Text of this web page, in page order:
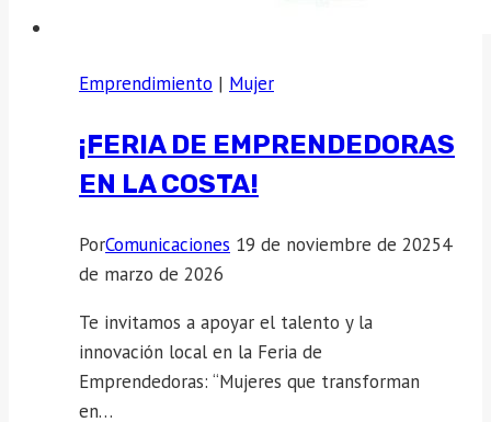
Emprendimiento | Mujer
¡FERIA DE EMPRENDEDORAS
EN LA COSTA!
PorComunicaciones 19 de noviembre de 20254
de marzo de 2026
Te invitamos a apoyar el talento y la
innovación local en la Feria de
Emprendedoras: “Mujeres que transforman
en…